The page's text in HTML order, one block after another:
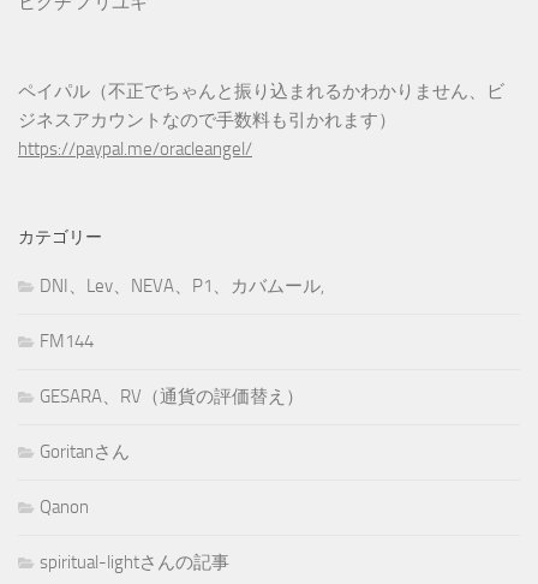
ペイパル（不正でちゃんと振り込まれるかわかりません、ビ
ジネスアカウントなので手数料も引かれます）
https://paypal.me/oracleangel/
カテゴリー
DNI、Lev、NEVA、P1、カバムール,
FM144
GESARA、RV（通貨の評価替え）
Goritanさん
Qanon
spiritual-lightさんの記事